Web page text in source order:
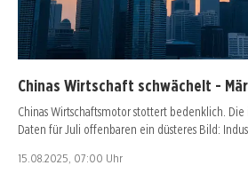
Chinas Wirtschaft schwächelt -
Chinas Wirtschaftsmotor stottert bedenklich.
Daten für Juli offenbaren ein düsteres Bild:
15.08.2025, 07:00 Uhr